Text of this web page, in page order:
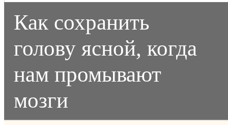
Как сохранить
голову ясной, когда
нам промывают
мозги